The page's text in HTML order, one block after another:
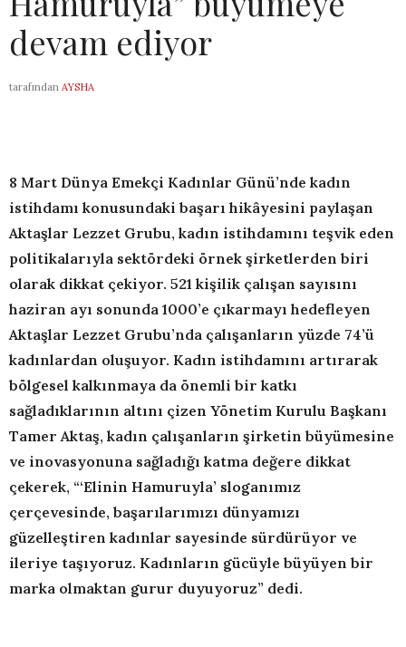
devam ediyor
tarafından AYSHA
8 Mart Dünya Emekçi Kadınlar Günü’nde kadın
istihdamı konusundaki başarı hikâyesini paylaşan
Aktaşlar Lezzet Grubu, kadın istihdamını teşvik eden
politikalarıyla sektördeki örnek şirketlerden biri
olarak dikkat çekiyor. 521 kişilik çalışan sayısını
haziran ayı sonunda 1000’e çıkarmayı hedefleyen
Aktaşlar Lezzet Grubu’nda çalışanların yüzde 74’ü
kadınlardan oluşuyor. Kadın istihdamını artırarak
bölgesel kalkınmaya da önemli bir katkı
sağladıklarının altını çizen Yönetim Kurulu Başkanı
Tamer Aktaş, kadın çalışanların şirketin büyümesine
ve inovasyonuna sağladığı katma değere dikkat
çekerek, “‘Elinin Hamuruyla’ sloganımız
çerçevesinde, başarılarımızı dünyamızı
güzelleştiren kadınlar sayesinde sürdürüyor ve
ileriye taşıyoruz. Kadınların gücüyle büyüyen bir
marka olmaktan gurur duyuyoruz” dedi.